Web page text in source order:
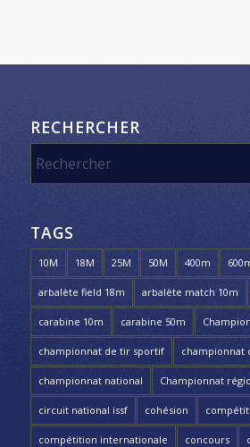
RECHERCHER
TAGS
10M 18M 25M 50M 400m
arbalète field 18m arbalète match 10m
carabine 10m carabine 50m
championnat de tir sportif championnat
championnat national Championnat
circuit national issf cohésion
compétition internationale concours